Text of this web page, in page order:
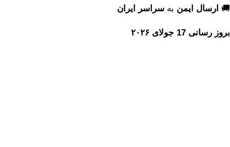
🚚 ارسال ایمن به سراسر ایران
بروز رسانی 17 جولای ۲۰۲۶